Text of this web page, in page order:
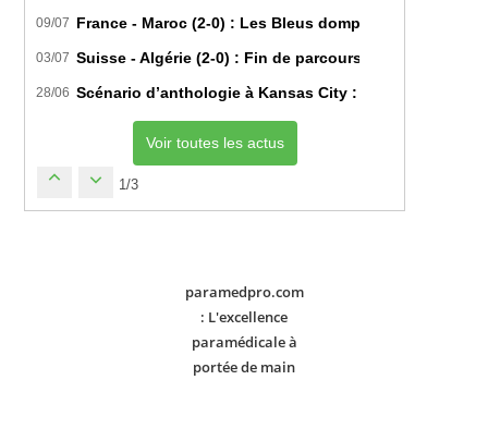
09/07 France - Maroc (2-0) : Les Bleus domptent les Lions
03/07 Suisse - Algérie (2-0) : Fin de parcours pour les
28/06 Scénario d’anthologie à Kansas City : L’Algérie
Voir toutes les actus
1/3
paramedpro.com
: L'excellence
paramédicale à
portée de main